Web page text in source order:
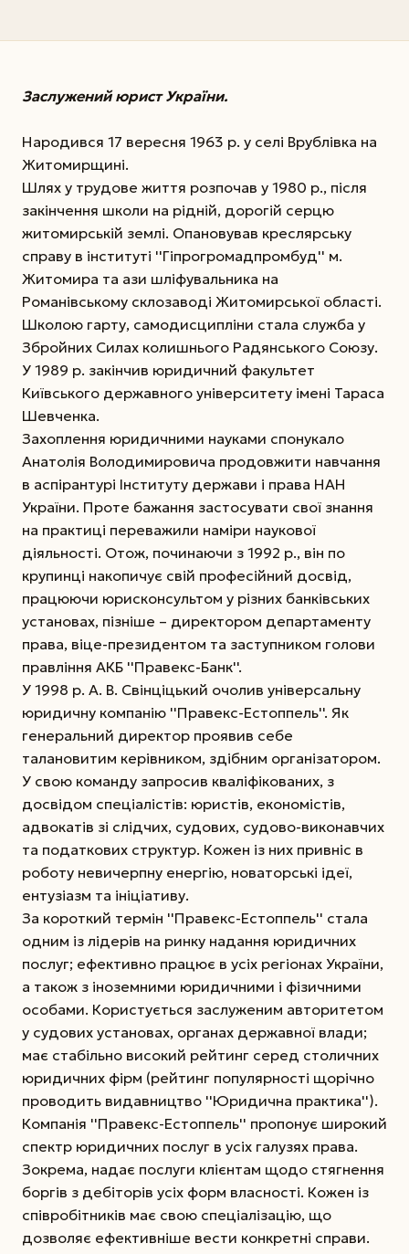
Заслужений юрист України.
Народився 17 вересня 1963 р. у селі Врублівка на
Житомирщині.
Шлях у трудове життя розпочав у 1980 р., після
закінчення школи на рідній, дорогій серцю
житомирській землі. Опановував креслярську
справу в інституті ''Гіпрогромадпромбуд'' м.
Житомира та ази шліфувальника на
Романівському склозаводі Житомирської області.
Школою гарту, самодисципліни стала служба у
Збройних Силах колишнього Радянського Союзу.
У 1989 р. закінчив юридичний факультет
Київського державного університету імені Тараса
Шевченка.
Захоплення юридичними науками спонукало
Анатолія Володимировича продовжити навчання
в аспірантурі Інституту держави і права НАН
України. Проте бажання застосувати свої знання
на практиці переважили наміри наукової
діяльності. Отож, починаючи з 1992 р., він по
крупинці накопичує свій професійний досвід,
працюючи юрисконсультом у різних банківських
установах, пізніше – директором департаменту
права, віце-президентом та заступником голови
правління АКБ ''Правекс-Банк''.
У 1998 р. А. В. Свінціцький очолив універсальну
юридичну компанію ''Правекс-Естоппель''. Як
генеральний директор проявив себе
талановитим керівником, здібним організатором.
У свою команду запросив кваліфікованих, з
досвідом спеціалістів: юристів, економістів,
адвокатів зі слідчих, судових, судово-виконавчих
та податкових структур. Кожен із них привніс в
роботу невичерпну енергію, новаторські ідеї,
ентузіазм та ініціативу.
За короткий термін ''Правекс-Естоппель'' стала
одним із лідерів на ринку надання юридичних
послуг; ефективно працює в усіх регіонах України,
а також з іноземними юридичними і фізичними
особами. Користується заслуженим авторитетом
у судових установах, органах державної влади;
має стабільно високий рейтинг серед столичних
юридичних фірм (рейтинг популярності щорічно
проводить видавництво ''Юридична практика'').
Компанія ''Правекс-Естоппель'' пропонує широкий
спектр юридичних послуг в усіх галузях права.
Зокрема, надає послуги клієнтам щодо стягнення
боргів з дебіторів усіх форм власності. Кожен із
співробітників має свою спеціалізацію, що
дозволяє ефективніше вести конкретні справи.